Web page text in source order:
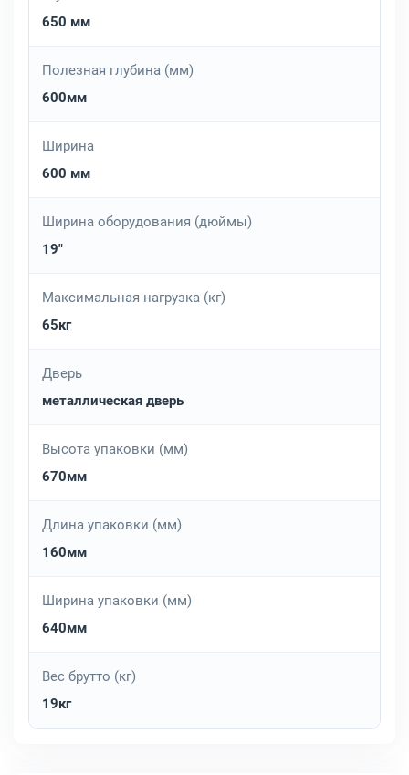
650 мм
Полезная глубина (мм)
600мм
Ширина
600 мм
Ширина оборудования (дюймы)
19"
Максимальная нагрузка (кг)
65кг
Дверь
металлическая дверь
Высота упаковки (мм)
670мм
Длина упаковки (мм)
160мм
Ширина упаковки (мм)
640мм
Вес брутто (кг)
19кг